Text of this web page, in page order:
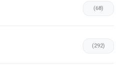
(68)
(292)